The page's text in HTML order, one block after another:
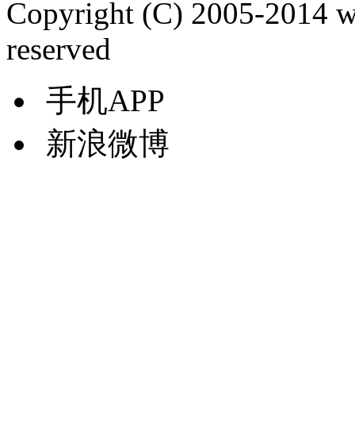
Copyright (C) 2005-2014
reserved
手机APP
新浪微博